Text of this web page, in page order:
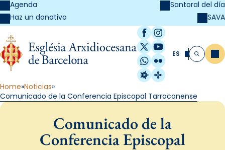
Agenda
Haz un donativo
Santoral del día
SAVA
Facebook
Instagram
X / Twitter
YouTube
WhatsApp
Flickr
Radio Estel
Catalunya
ES Buscar
Home Noticias
Comunicado de la Conferencia Episcopal Tarraconense
Comunicado de la
Conferencia Episcopal